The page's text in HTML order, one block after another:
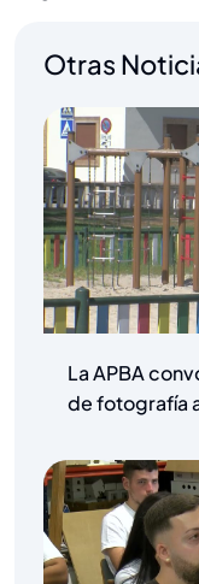
Otras
La APBA
de fotografía